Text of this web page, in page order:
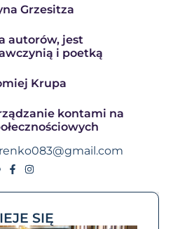
Grzesitza
autorów, jest
i poetką
Krupa
kontami na
SIĘ